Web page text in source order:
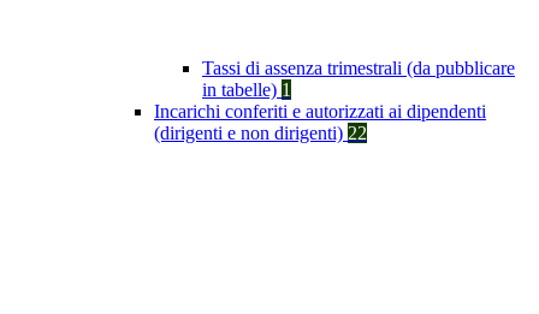
Tassi di assenza trimestrali (da pubblicare
in tabelle) 1
Incarichi conferiti e autorizzati ai dipendenti
(dirigenti e non dirigenti) 22